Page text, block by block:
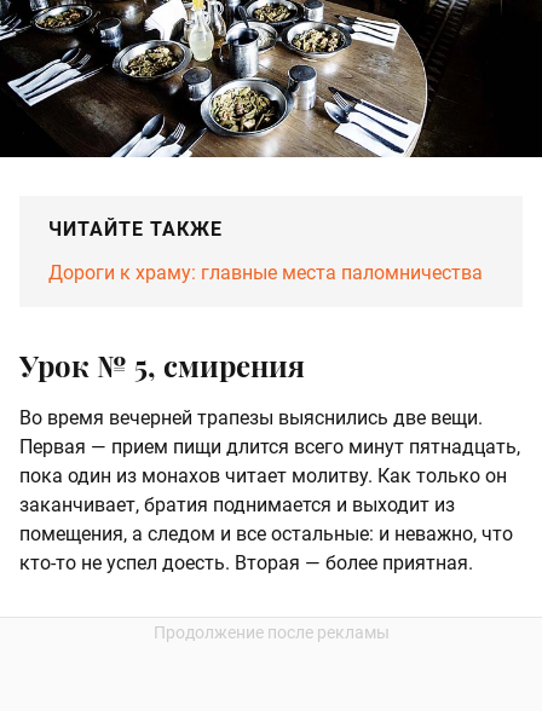
ЧИТАЙТЕ ТАКЖЕ
Дороги к храму: главные места паломничества
Урок № 5, смирения
Во время вечерней трапезы выяснились две вещи.
Первая — прием пищи длится всего минут пятнадцать,
пока один из монахов читает молитву. Как только он
заканчивает, братия поднимается и выходит из
помещения, а следом и все остальные: и неважно, что
кто-то не успел доесть. Вторая — более приятная.